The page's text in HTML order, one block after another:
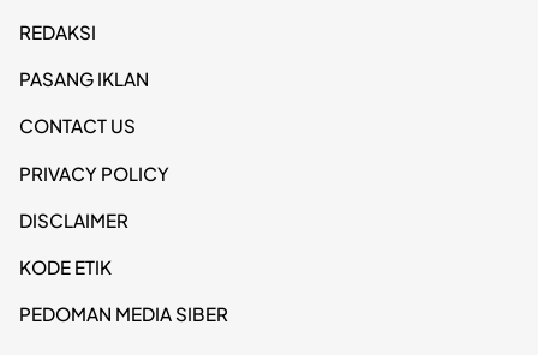
REDAKSI
PASANG IKLAN
CONTACT US
PRIVACY POLICY
DISCLAIMER
KODE ETIK
PEDOMAN MEDIA SIBER